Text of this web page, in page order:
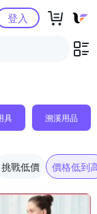
心
登入
具 溯溪用品
挑戰低價 價格低到